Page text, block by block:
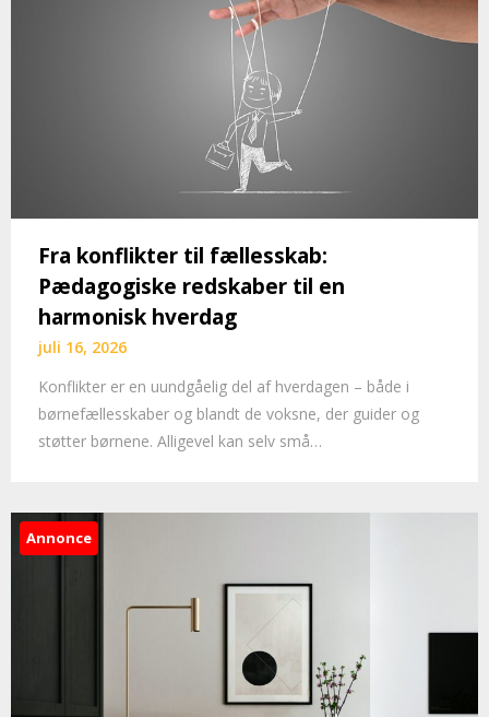
Fra konflikter til fællesskab:
Pædagogiske redskaber til en
harmonisk hverdag
juli 16, 2026
Konflikter er en uundgåelig del af hverdagen – både i
børnefællesskaber og blandt de voksne, der guider og
støtter børnene. Alligevel kan selv små…
Annonce